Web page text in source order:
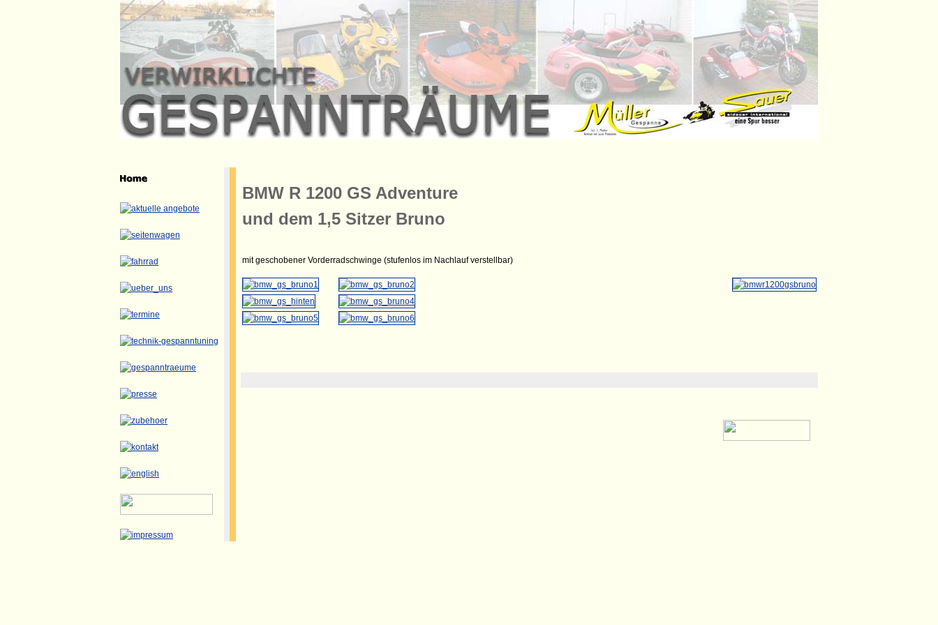
BMW R 1200 GS Adventure
und dem 1,5 Sitzer Bruno
mit geschobener Vorderradschwinge (stufenlos im Nachlauf verstellbar)